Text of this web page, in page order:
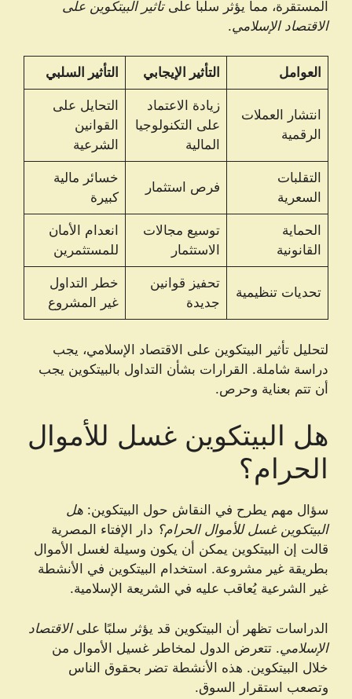
المستقرة، مما يؤثر سلباً علىتأثير البيتكوين على
الاقتصاد الإسلامي.
العوامل التأثير الإيجابي التأثير السلبي
انتشار العملات
الرقمية
زيادة الاعتماد
على التكنولوجيا
المالية
التحايل على
القوانين
الشرعية
التقلبات
السعرية
فرص استثمار
خسائر مالية
كبيرة
الحماية
القانونية
توسيع مجالات
الاستثمار
انعدام الأمان
للمستثمرين
تحديات تنظيمية
تحفيز قوانين
جديدة
خطر التداول
غير المشروع
لتحليل تأثير البيتكوين على الاقتصاد الإسلامي، يجب
دراسة شاملة. القرارات بشأن التداول بالبيتكوين يجب
أن تتم بعناية وحرص.
هل البيتكوين غسل للأموال
الحرام؟
سؤال مهم يطرح في النقاش حول البيتكوين: هل
البيتكوين غسل للأموال الحرام؟ دار الإفتاء المصرية
قالت إن البيتكوين يمكن أن يكون وسيلة لغسل الأموال
بطريقة غير مشروعة. استخدام البيتكوين في الأنشطة
غير الشرعية يُعاقب عليه في الشريعة الإسلامية.
الدراسات تظهر أن البيتكوين قد يؤثر سلبًا علىالاقتصاد
الإسلامي. تتعرض الدول لمخاطر غسيل الأموال من
خلال البيتكوين. هذه الأنشطة تضر بحقوق الناس
وتصعب استقرار السوق.